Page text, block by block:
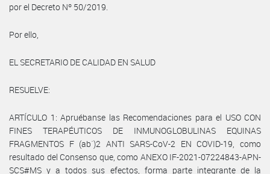
por el Decreto Nº 50/2019.
Por ello,
EL SECRETARIO DE CALIDAD EN SALUD
RESUELVE:
ARTÍCULO 1: Apruébanse las Recomendaciones para el USO CON
FINES TERAPÉUTICOS DE INMUNOGLOBULINAS EQUINAS
FRAGMENTOS F (ab´)2 ANTI SARS-CoV-2 EN COVID-19, como
resultado del Consenso que, como ANEXO IF-2021-07224843-APN-
SCS#MS y a todos sus efectos, forma parte integrante de la